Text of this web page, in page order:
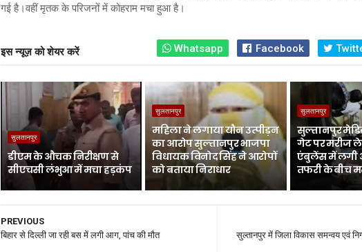
गई है।वहीं मृतक के परिजनों में कोहराम मचा हुआ है।
इस न्यूज़ को शेयर करें Whatsapp Facebook
सुलतानपुर
डीएम के औचक निरीक्षण से
सीएचसी लंभुआ में मचा हड़कंप
सुलतानपुर
महिला ने लगाया यौन उत्पीड़न
का आरोप सुल्तानपुर भाजपा
विधायक विनोद सिंह ने आरोपों
को बताया निराधार
सुलतानपुर
सुल्तानपुर
गेट पर मरीज
एंबुलेंस में लगी
तफरी के बीच
सुल्तानपुर में जिला विकास समन्वय एवं
PREVIOUS
बिहार से दिल्ली जा रही बस में लगी आग, पांच की मौत